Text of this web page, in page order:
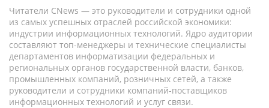
Читатели CNews — это руководители и сотрудники одной
из самых успешных отраслей российской экономики:
индустрии информационных технологий. Ядро аудитории
составляют топ-менеджеры и технические специалисты
департаментов информатизации федеральных и
региональных органов государственной власти, банков,
промышленных компаний, розничных сетей, а также
руководители и сотрудники компаний-поставщиков
информационных технологий и услуг связи.